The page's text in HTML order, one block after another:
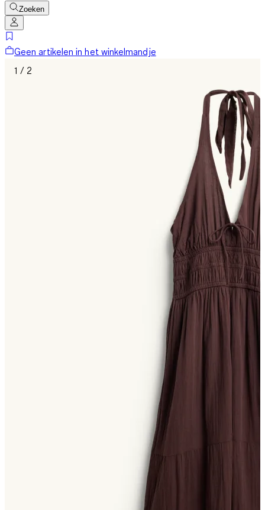
Zoeken
Geen artikelen in het winkelmandje
1 / 2